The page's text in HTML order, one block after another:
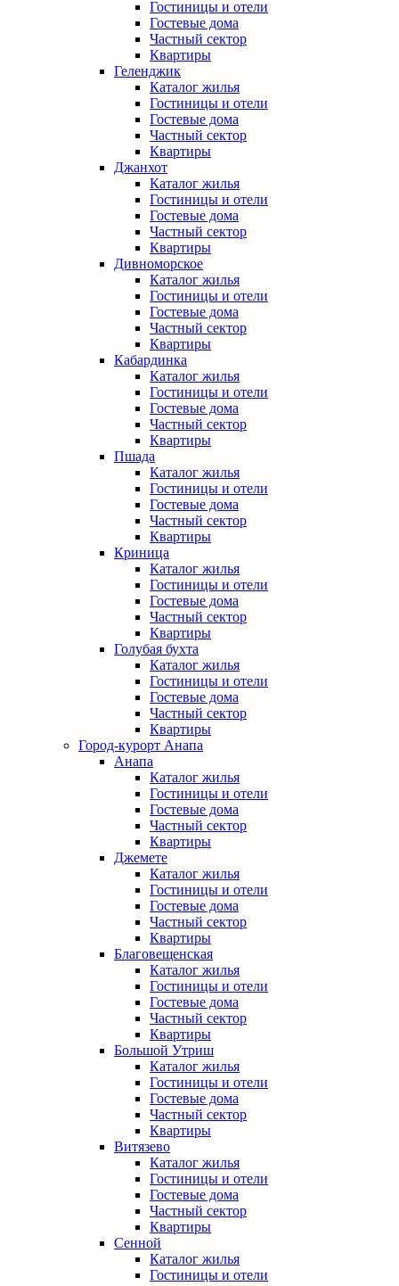
Гостиницы и отели
Гостевые дома
Частный сектор
Квартиры
Геленджик
Каталог жилья
Гостиницы и отели
Гостевые дома
Частный сектор
Квартиры
Джанхот
Каталог жилья
Гостиницы и отели
Гостевые дома
Частный сектор
Квартиры
Дивноморское
Каталог жилья
Гостиницы и отели
Гостевые дома
Частный сектор
Квартиры
Кабардинка
Каталог жилья
Гостиницы и отели
Гостевые дома
Частный сектор
Квартиры
Пшада
Каталог жилья
Гостиницы и отели
Гостевые дома
Частный сектор
Квартиры
Криница
Каталог жилья
Гостиницы и отели
Гостевые дома
Частный сектор
Квартиры
Голубая бухта
Каталог жилья
Гостиницы и отели
Гостевые дома
Частный сектор
Квартиры
Город-курорт Анапа
Анапа
Каталог жилья
Гостиницы и отели
Гостевые дома
Частный сектор
Квартиры
Джемете
Каталог жилья
Гостиницы и отели
Гостевые дома
Частный сектор
Квартиры
Благовещенская
Каталог жилья
Гостиницы и отели
Гостевые дома
Частный сектор
Квартиры
Большой Утриш
Каталог жилья
Гостиницы и отели
Гостевые дома
Частный сектор
Квартиры
Витязево
Каталог жилья
Гостиницы и отели
Гостевые дома
Частный сектор
Квартиры
Сенной
Каталог жилья
Гостиницы и отели